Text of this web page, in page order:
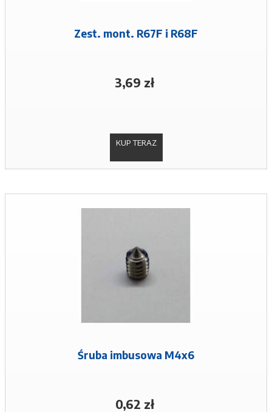
Zest. mont. R67F i R68F
3,69 zł
KUP TERAZ
Śruba imbusowa M4x6
0,62 zł